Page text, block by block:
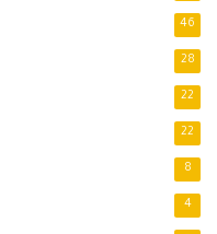
46
28
22
22
8
4